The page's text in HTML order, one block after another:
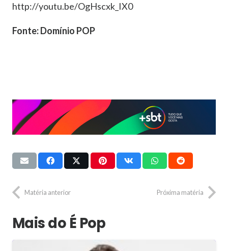
http://youtu.be/OgHscxk_IX0
Fonte: Domínio POP
Matéria anterior Próxima matéria
Mais do É Pop